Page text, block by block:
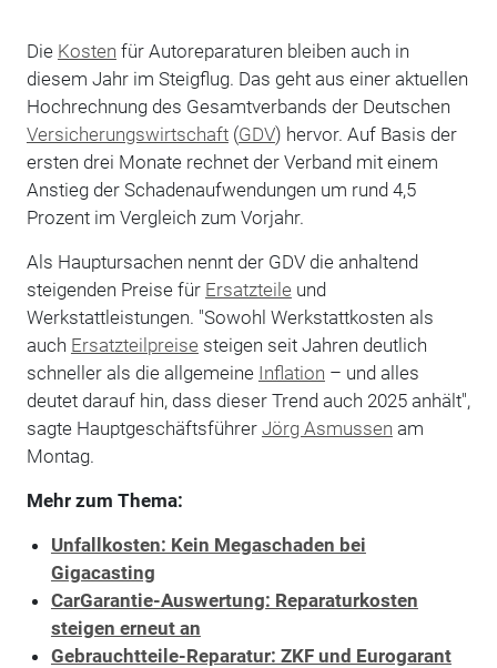
Die Kosten für Autoreparaturen bleiben auch in
diesem Jahr im Steigflug. Das geht aus einer aktuellen
Hochrechnung des Gesamtverbands der Deutschen
Versicherungswirtschaft(GDV) hervor. Auf Basis der
ersten drei Monate rechnet der Verband mit einem
Anstieg der Schadenaufwendungen um rund 4,5
Prozent im Vergleich zum Vorjahr.
Als Hauptursachen nennt der GDV die anhaltend
steigenden Preise für Ersatzteile und
Werkstattleistungen. "Sowohl Werkstattkosten als
auch Ersatzteilpreise steigen seit Jahren deutlich
schneller als die allgemeine Inflation – und alles
deutet darauf hin, dass dieser Trend auch 2025 anhält",
sagte Hauptgeschäftsführer Jörg Asmussen am
Montag.
Mehr zum Thema:
Unfallkosten: Kein Megaschaden bei
Gigacasting
CarGarantie-Auswertung: Reparaturkosten
steigen erneut an
Gebrauchtteile-Reparatur: ZKF und Eurogarant